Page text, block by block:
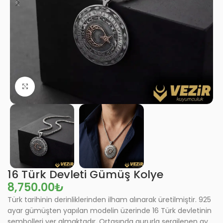
Büyütmek için tıklayın
16 Türk Devleti Gümüş Kolye
₺
Türk tarihinin derinliklerinden ilham alınarak üretilmiştir. 925
ayar gümüşten yapılan modelin üzerinde 16 Türk devletinin